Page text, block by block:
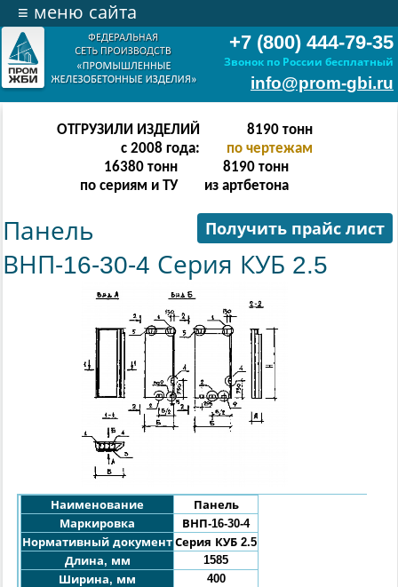
+7 (800) 444-79-35
Звонок по России бесплатный
info@prom-gbi.ru
≡ меню сайта
ОТГРУЗИЛИ ИЗДЕЛИЙ
с 2008 года:
16382тонн
по чертежам
32764 тонн
по сериям и ТУ
16382 тонн
из артбетона
Получить прайс лист
Панель
ВНП-16-30-4 Серия КУБ 2.5
Наименование
Панель
Маркировка
ВНП-16-30-4
Нормативный документ Серия КУБ 2.5
Длина, мм
1585
Ширина, мм
400